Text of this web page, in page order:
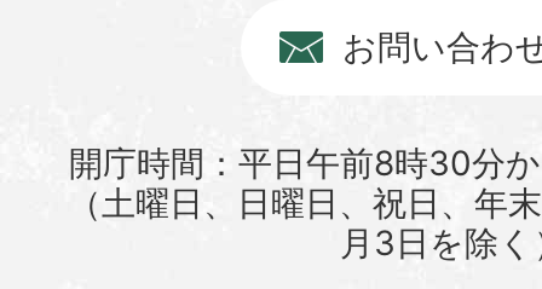
お問い合わ
開庁時間：平日午前8時30分
（土曜日、日曜日、祝日、年
月3日を除く